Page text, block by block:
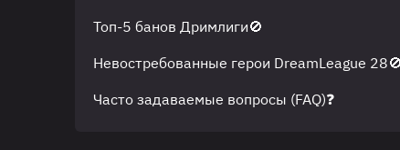
Топ-5 банов Дримлиги🚫
Невостребованные герои DreamLeague 28🚫
Часто задаваемые вопросы (FAQ)❓